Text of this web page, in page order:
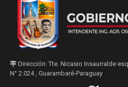
Dirección: Tte. Nicasio Insaurralde
N° 2.024 , Guarambaré-Paraguay